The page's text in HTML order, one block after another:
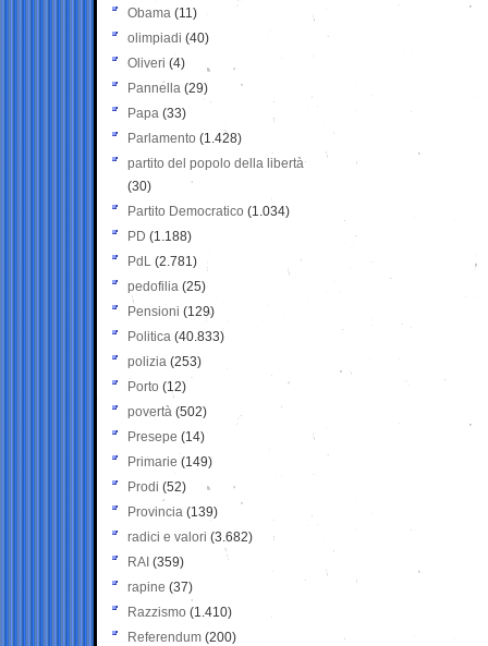
Obama (11)
olimpiadi (40)
Oliveri (4)
Pannella (29)
Papa (33)
Parlamento (1.428)
partito del popolo della libertà
(30)
Partito Democratico (1.034)
PD (1.188)
PdL (2.781)
pedofilia (25)
Pensioni (129)
Politica (40.833)
polizia (253)
Porto (12)
povertà (502)
Presepe (14)
Primarie (149)
Prodi (52)
Provincia (139)
radici e valori (3.682)
RAI (359)
rapine (37)
Razzismo (1.410)
Referendum (200)